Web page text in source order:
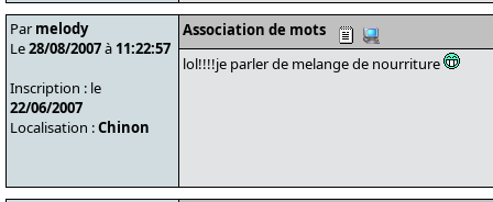
Par melody
Le28/08/2007à 11:22:57
Inscription : le
22/06/2007
Localisation :Chinon
Association de mots
lol!!!!je parler de melange de nourriture